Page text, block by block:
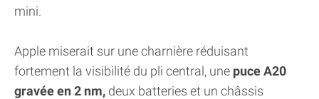
mini.
Apple miserait sur une charnière réduisant
fortement la visibilité du pli central, une puce A20
gravée en 2 nm, deux batteries et un châssis